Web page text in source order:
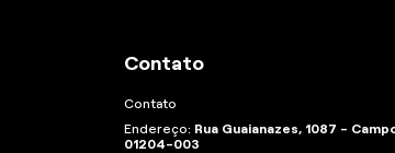
Contato
Contato
Endereço: Rua Guaianazes, 1087 -
01204-003